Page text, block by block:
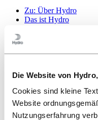
Die Website von
Cookies sind kleine
Website
Nutzungserfahrung
Zu: Über Hydro
Das ist Hydro
Belgien
Luxemburg
Beschaffung
Sponsorships
Berichte von Hydro